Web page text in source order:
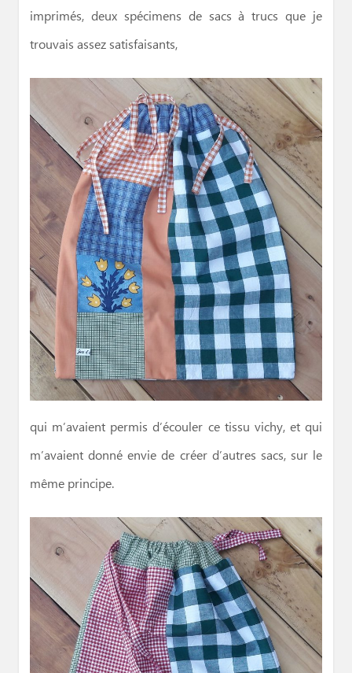
imprimés, deux spécimens de sacs à trucs que je
trouvais assez satisfaisants,
qui m’avaient permis d’écouler ce tissu vichy, et qui
m’avaient donné envie de créer d’autres sacs, sur le
même principe.